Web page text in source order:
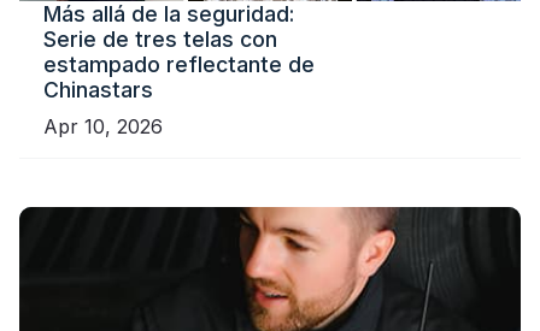
Más allá de la seguridad:
Serie de tres telas con
estampado reflectante de
Chinastars
Apr 10, 2026